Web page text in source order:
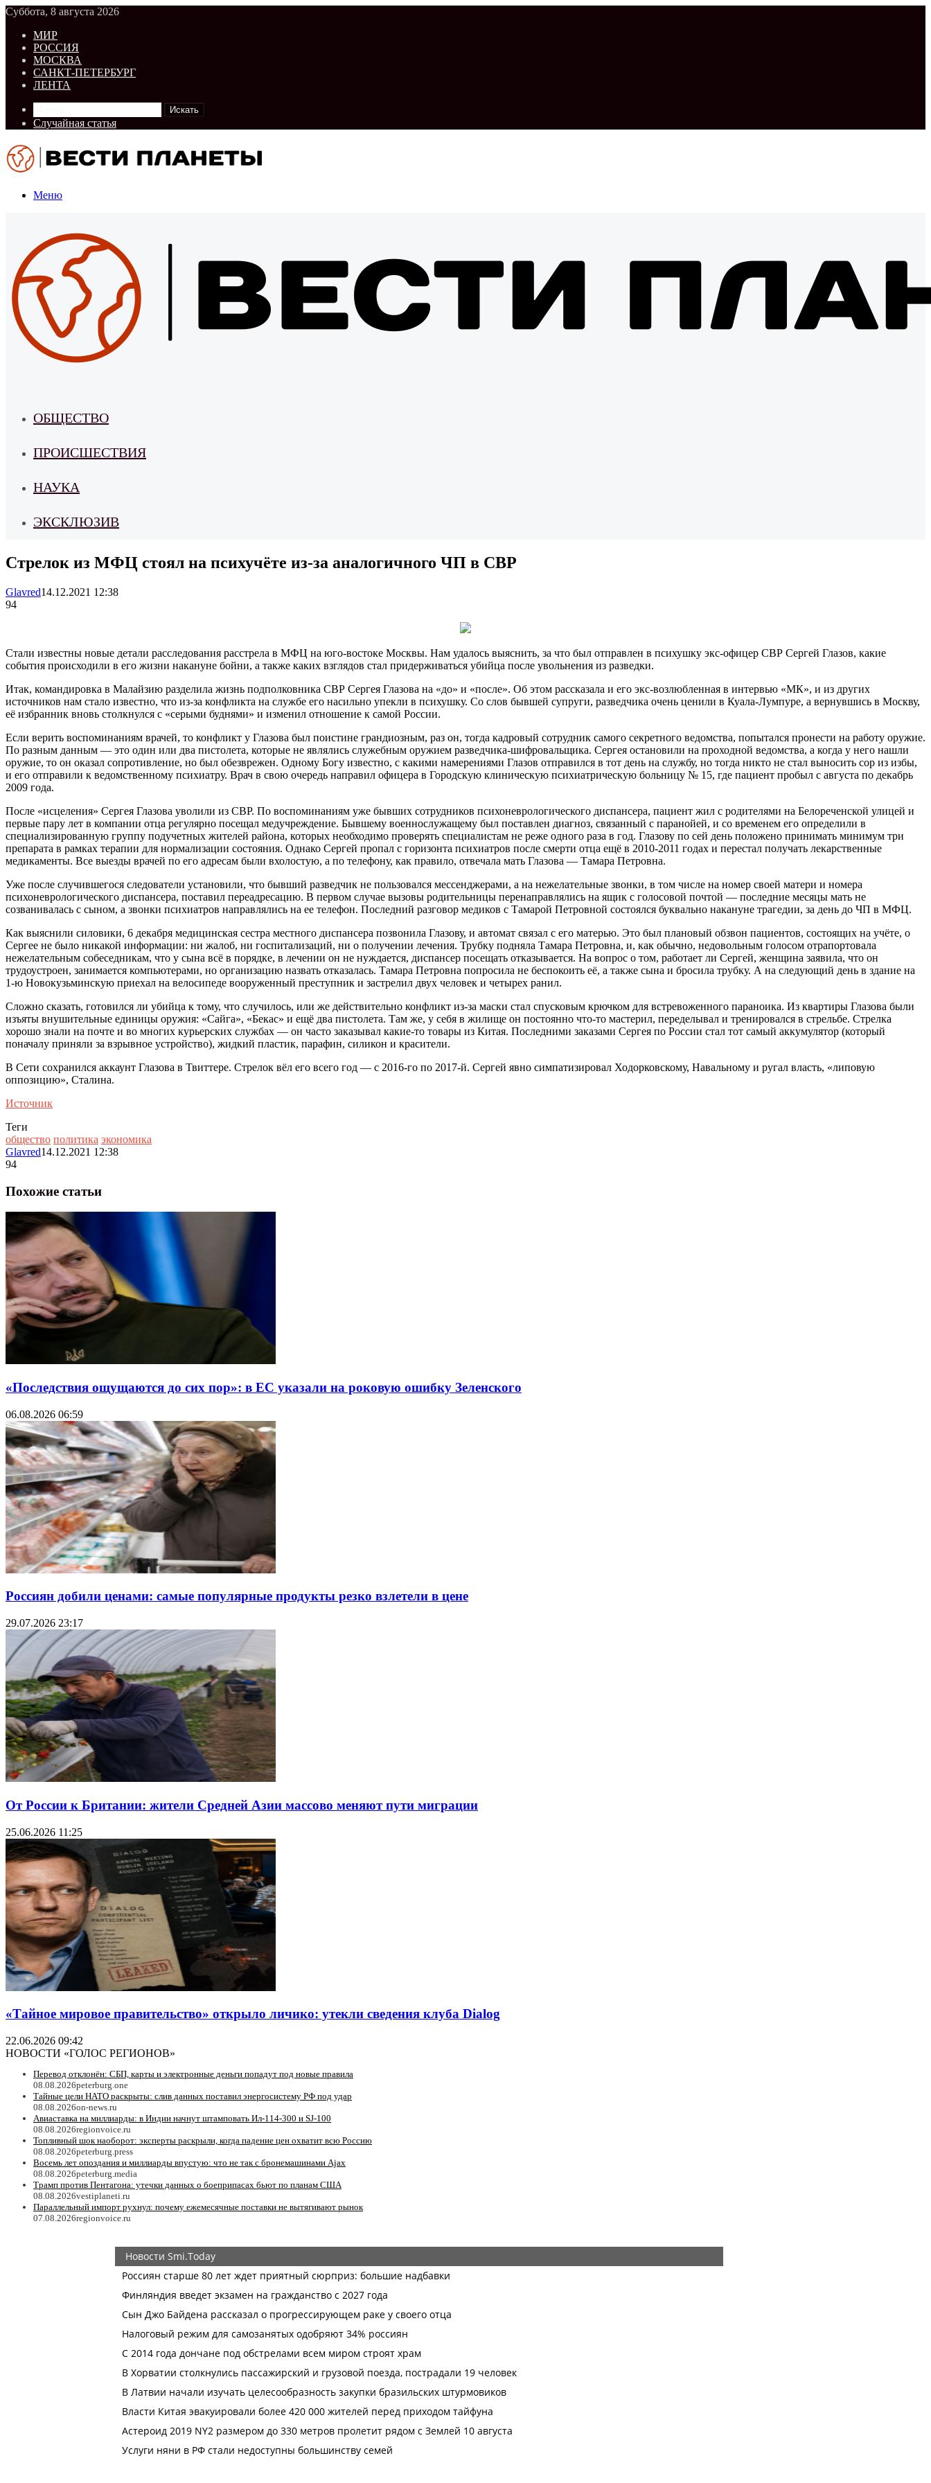
Суббота, 8 августа 2026
МИР
РОССИЯ
МОСКВА
САНКТ-ПЕТЕРБУРГ
ЛЕНТА
Искать
Случайная статья
Меню
ОБЩЕСТВО
ПРОИСШЕСТВИЯ
НАУКА
ЭКСКЛЮЗИВ
Стрелок из МФЦ стоял на психучёте из-за аналогичного ЧП в СВР
Glavred14.12.2021 12:38
94
Стали известны новые детали расследования расстрела в МФЦ на юго-востоке Москвы. Нам удалось выяснить, за что был отправлен в психушку экс-офицер СВР Сергей Глазов, какие
события происходили в его жизни накануне бойни, а также каких взглядов стал придерживаться убийца после увольнения из разведки.
Итак, командировка в Малайзию разделила жизнь подполковника СВР Сергея Глазова на «до» и «после». Об этом рассказала и его экс-возлюбленная в интервью «МК», и из других
источников нам стало известно, что из-за конфликта на службе его насильно упекли в психушку. Со слов бывшей супруги, разведчика очень ценили в Куала-Лумпуре, а вернувшись в Москву,
её избранник вновь столкнулся с «серыми буднями» и изменил отношение к самой России.
Если верить воспоминаниям врачей, то конфликт у Глазова был поистине грандиозным, раз он, тогда кадровый сотрудник самого секретного ведомства, попытался пронести на работу оружие.
По разным данным — это один или два пистолета, которые не являлись служебным оружием разведчика-шифровальщика. Сергея остановили на проходной ведомства, а когда у него нашли
оружие, то он оказал сопротивление, но был обезврежен. Одному Богу известно, с какими намерениями Глазов отправился в тот день на службу, но тогда никто не стал выносить сор из избы,
и его отправили к ведомственному психиатру. Врач в свою очередь направил офицера в Городскую клиническую психиатрическую больницу № 15, где пациент пробыл с августа по декабрь
2009 года.
После «исцеления» Сергея Глазова уволили из СВР. По воспоминаниям уже бывших сотрудников психоневрологического диспансера, пациент жил с родителями на Белореченской улицей и
первые пару лет в компании отца регулярно посещал медучреждение. Бывшему военнослужащему был поставлен диагноз, связанный с паранойей, и со временем его определили в
специализированную группу подучетных жителей района, которых необходимо проверять специалистам не реже одного раза в год. Глазову по сей день положено принимать минимум три
препарата в рамках терапии для нормализации состояния. Однако Сергей пропал с горизонта психиатров после смерти отца ещё в 2010-2011 годах и перестал получать лекарственные
медикаменты. Все выезды врачей по его адресам были вхолостую, а по телефону, как правило, отвечала мать Глазова — Тамара Петровна.
Уже после случившегося следователи установили, что бывший разведчик не пользовался мессенджерами, а на нежелательные звонки, в том числе на номер своей матери и номера
психоневрологического диспансера, поставил переадресацию. В первом случае вызовы родительницы перенаправлялись на ящик с голосовой почтой — последние месяцы мать не
созванивалась с сыном, а звонки психиатров направлялись на ее телефон. Последний разговор медиков с Тамарой Петровной состоялся буквально накануне трагедии, за день до ЧП в МФЦ.
Как выяснили силовики, 6 декабря медицинская сестра местного диспансера позвонила Глазову, и автомат связал с его матерью. Это был плановый обзвон пациентов, состоящих на учёте, о
Сергее не было никакой информации: ни жалоб, ни госпитализаций, ни о получении лечения. Трубку подняла Тамара Петровна, и, как обычно, недовольным голосом отрапортовала
нежелательным собеседникам, что у сына всё в порядке, в лечении он не нуждается, диспансер посещать отказывается. На вопрос о том, работает ли Сергей, женщина заявила, что он
трудоустроен, занимается компьютерами, но организацию назвать отказалась. Тамара Петровна попросила не беспокоить её, а также сына и бросила трубку. А на следующий день в здание на
1-ю Новокузьминскую приехал на велосипеде вооруженный преступник и застрелил двух человек и четырех ранил.
Сложно сказать, готовился ли убийца к тому, что случилось, или же действительно конфликт из-за маски стал спусковым крючком для встревоженного параноика. Из квартиры Глазова были
изъяты внушительные единицы оружия: «Сайга», «Бекас» и ещё два пистолета. Там же, у себя в жилище он постоянно что-то мастерил, переделывал и тренировался в стрельбе. Стрелка
хорошо знали на почте и во многих курьерских службах — он часто заказывал какие-то товары из Китая. Последними заказами Сергея по России стал тот самый аккумулятор (который
поначалу приняли за взрывное устройство), жидкий пластик, парафин, силикон и красители.
В Сети сохранился аккаунт Глазова в Твиттере. Стрелок вёл его всего год — с 2016-го по 2017-й. Сергей явно симпатизировал Ходорковскому, Навальному и ругал власть, «липовую
оппозицию», Сталина.
Источник
Теги
общество политика экономика
Glavred14.12.2021 12:38
94
Похожие статьи
«Последствия ощущаются до сих пор»: в ЕС указали на роковую ошибку Зеленского
06.08.2026 06:59
Россиян добили ценами: самые популярные продукты резко взлетели в цене
29.07.2026 23:17
От России к Британии: жители Средней Азии массово меняют пути миграции
25.06.2026 11:25
«Тайное мировое правительство» открыло личико: утекли сведения клуба Dialog
22.06.2026 09:42
НОВОСТИ «ГОЛОС РЕГИОНОВ»
Перевод отклонён: СБП, карты и электронные деньги попадут под новые правила
08.08.2026peterburg.one
Тайные цели НАТО раскрыты: слив данных поставил энергосистему РФ под удар
08.08.2026on-news.ru
Авиаставка на миллиарды: в Индии начнут штамповать Ил‑114‑300 и SJ‑100
08.08.2026regionvoice.ru
Топливный шок наоборот: эксперты раскрыли, когда падение цен охватит всю Россию
08.08.2026peterburg.press
Восемь лет опоздания и миллиарды впустую: что не так с бронемашинами Ajax
08.08.2026peterburg.media
Трамп против Пентагона: утечки данных о боеприпасах бьют по планам США
08.08.2026vestiplaneti.ru
Параллельный импорт рухнул: почему ежемесячные поставки не вытягивают рынок
07.08.2026regionvoice.ru